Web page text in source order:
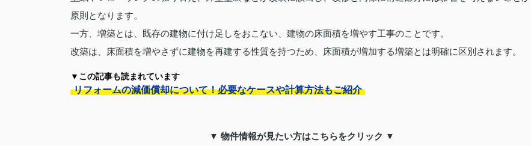
原則となります。
一方、増築とは、既存の建物に付け足しをおこない、建物の床面積を増やす工事のことです。
改築は、床面積を増やさずに建物を再建する性質を持つため、床面積が増加する増築とは明確に区別されます。
▼この記事も読まれています
リフォームの減価償却について！必要なケースや計算方法もご紹介
▼ 物件情報が見たい方はこちらをクリック ▼